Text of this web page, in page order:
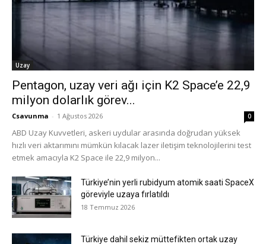
Uzay
Pentagon, uzay veri ağı için K2 Space’e 22,9
milyon dolarlık görev...
Csavunma - 1 Ağustos 2026 0
ABD Uzay Kuvvetleri, askeri uydular arasında doğrudan yüksek
hızlı veri aktarımını mümkün kılacak lazer iletişim teknolojilerini test
etmek amacıyla K2 Space ile 22,9 milyon...
Türkiye’nin yerli rubidyum atomik saati SpaceX
göreviyle uzaya fırlatıldı
18 Temmuz 2026
Türkiye dahil sekiz müttefikten ortak uzay